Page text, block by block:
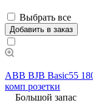
Выбрать все
Добавить в заказ
ABB BJB Basic55
комп розетки
Большой запас